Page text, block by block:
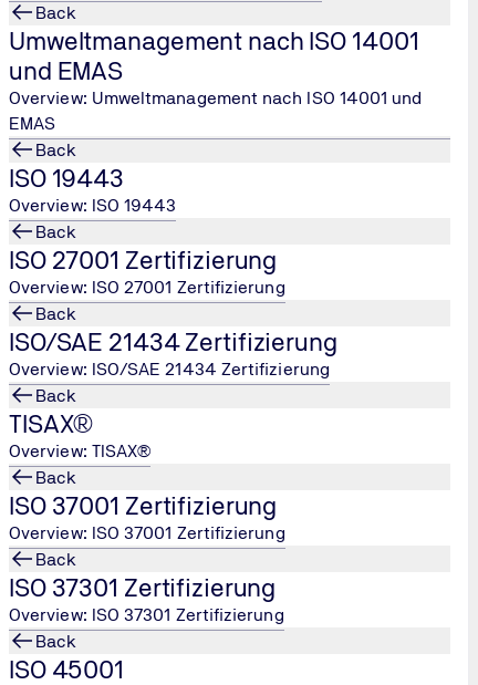
Back
Umweltmanagement nach ISO 14001
und EMAS
Overview: Umweltmanagement nach ISO 14001 und
EMAS
Back
ISO 19443
Overview: ISO 19443
Back
ISO 27001 Zertifizierung
Overview: ISO 27001 Zertifizierung
Back
ISO/SAE 21434 Zertifizierung
Overview: ISO/SAE 21434 Zertifizierung
Back
TISAX®
Overview: TISAX®
Back
ISO 37001 Zertifizierung
Overview: ISO 37001 Zertifizierung
Back
ISO 37301 Zertifizierung
Overview: ISO 37301 Zertifizierung
Back
ISO 45001